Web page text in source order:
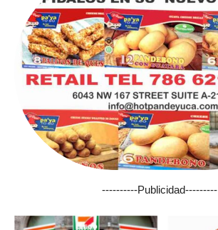
----------Publicidad---------